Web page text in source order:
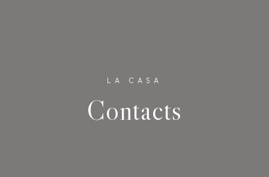
LA CASA
Contacts